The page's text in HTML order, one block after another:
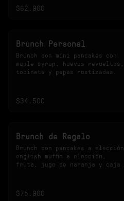
$62.900
Brunch Personal
Brunch con mini pancakes con
maple syrup, huevos revueltos,
tocineta y papas rostizadas.
$34.500
Brunch de Regalo
Brunch con pancakes a elección,
english muffin a elección,
fruta, jugo de naranja y caja
$75.900